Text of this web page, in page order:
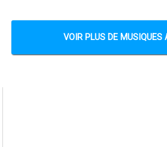
VOIR PLUS DE MUSIQUES